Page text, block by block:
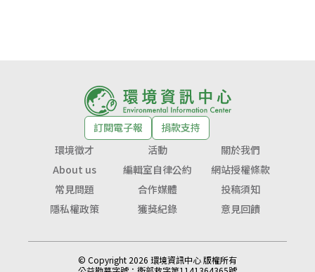
訂閱電子報
捐款支持
環境徵才
活動
關於我們
About us
編輯室自律公約
網站授權條款
常見問題
合作媒體
投稿須知
隱私權政策
獲獎紀錄 意見回饋
© Copyright 2026 環境資訊中心 版權所有